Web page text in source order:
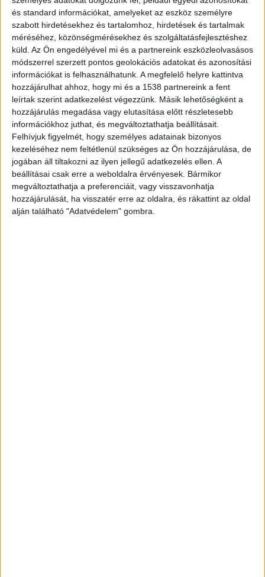
és standard információkat, amelyeket az eszköz személyre
szabott hirdetésekhez és tartalomhoz, hirdetések és tartalmak
méréséhez, közönségmérésekhez és szolgáltatásfejlesztéshez
küld. Az Ön engedélyével mi és a partnereink eszközleolvasásos
módszerrel szerzett pontos geolokációs adatokat és azonosítási
információkat is felhasználhatunk. A megfelelő helyre kattintva
hozzájárulhat ahhoz, hogy mi és a 1538 partnereink a fent
leírtak szerint adatkezelést végezzünk. Másik lehetőségként a
hozzájárulás megadása vagy elutasítása előtt részletesebb
információkhoz juthat, és megváltoztathatja beállításait.
Felhívjuk figyelmét, hogy személyes adatainak bizonyos
kezeléséhez nem feltétlenül szükséges az Ön hozzájárulása, de
jogában áll tiltakozni az ilyen jellegű adatkezelés ellen. A
beállításai csak erre a weboldalra érvényesek. Bármikor
megváltoztathatja a preferenciáit, vagy visszavonhatja
hozzájárulását, ha visszatér erre az oldalra, és rákattint az oldal
alján található "Adatvédelem" gombra.
Megromlott a kapcsolatuk
A család néhány évvel a gyilkosság előtt költözött
Albertirsára. Bár a kisgyermekes asszony és a
korábban katonaként szolgáló férfi között
régebb óta megromlott a viszony, a
házasságukból 2020-ban született egy kislány. A
nőnek volt egy 10 éves kisfia is az előző
kapcsolatából, ő az édesapjánál volt a tragédia
napján.A Budapest és Környéke hírportál